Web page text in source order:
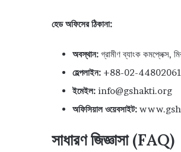
হেড অফিসের ঠিকানা:
অবস্থান: গ্রামীণ ব্যাংক কমপ্লেক্স,
হেল্পলাইন: +88-02-
ইমেইল: info@gshakti.org
অফিসিয়াল ওয়েবসাইট:
সাধারণ জিজ্ঞাসা (FAQ)